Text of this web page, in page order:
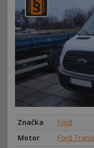
Značka
Ford
Motor
Ford